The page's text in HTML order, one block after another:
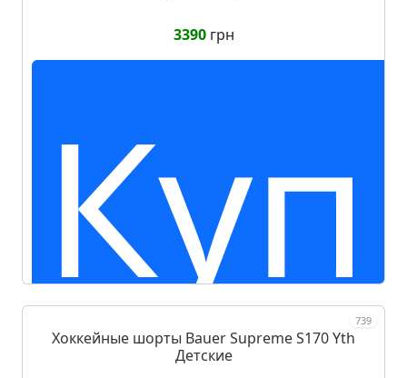
3390грн
739
Хоккейные шорты Bauer Supreme S170 Yth
Детские